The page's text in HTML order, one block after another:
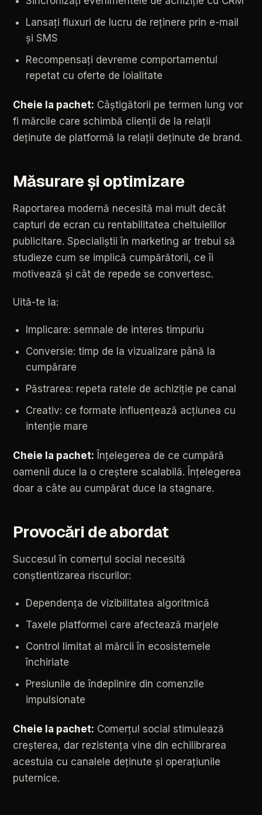
Lansați fluxuri de lucru de reținere prin e-mail
și SMS
Recompensați devreme comportamentul
repetat cu oferte de loialitate
Cheie la pachet: Câștigătorii pe termen lung vor
fi mărcile care schimbă clienții de la relații
deținute de platformă la relații deținute de brand.
Măsurareși optimizare
Raportarea modernă necesită mai mult decât
capturi de ecran cu rentabilitatea cheltuielilor
publicitare. Specialiștii în marketing ar trebui să
studieze cum se implică cumpărătorii, ce îi
motivează și cât de repede se convertesc.
Uită-te la:
Implicare: semnale de interes timpuriu
Conversie: timp de la vizualizare până la
cumpărare
Păstrarea: repeta ratele de achiziție pe canal
Creativ: ce formate influențează acțiunea cu
intenție mare
Cheie la pachet: Înțelegerea de ce cumpără
oamenii duce la o creștere scalabilă. Înțelegerea
doar a câte au cumpărat duce la stagnare.
Provocări deabordat
Succesul în comerțul social necesită
conștientizarea riscurilor:
Dependența de vizibilitatea algoritmică
Taxele platformei care afectează marjele
Control limitat al mărcii în ecosistemele
închiriate
Presiunile de îndeplinire din comenzile
impulsionate
Cheie la pachet: Comerțul social stimulează
creșterea, dar rezistența vine din echilibrarea
acestuia cu canalele deținute și operațiunile
puternice.